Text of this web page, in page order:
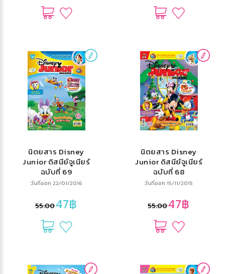
นิตยสาร Disney
Junior ดิสนีย์จูเนียร์
ฉบับที่ 69
วันที่ออก 22/01/2016
55.0047฿
นิตยสาร Disney
Junior ดิสนีย์จูเนียร์
ฉบับที่ 68
วันที่ออก 15/11/2015
55.0047฿